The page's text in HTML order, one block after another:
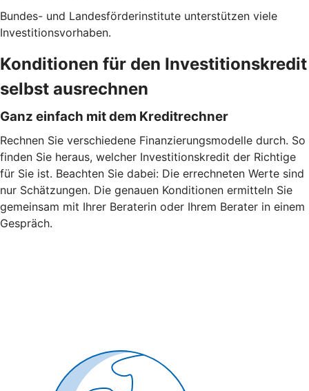
Bundes- und Landesförderinstitute unterstützen viele
Investitionsvorhaben.
Konditionen für den Investitionskredit
selbst ausrechnen
Ganz einfach mit dem Kreditrechner
Rechnen Sie verschiedene Finanzierungsmodelle durch. So
finden Sie heraus, welcher Investitionskredit der Richtige
für Sie ist. Beachten Sie dabei: Die errechneten Werte sind
nur Schätzungen. Die genauen Konditionen ermitteln Sie
gemeinsam mit Ihrer Beraterin oder Ihrem Berater in einem
Gespräch.